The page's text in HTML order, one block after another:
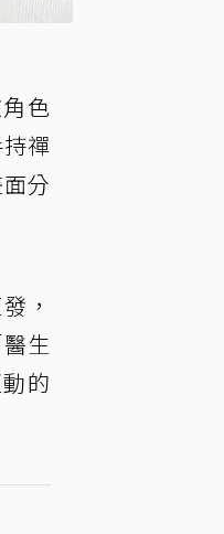
色
禪
分
，
生
的